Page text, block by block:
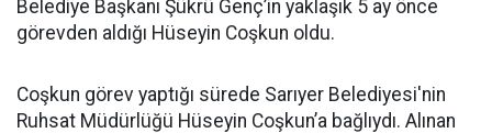
Belediye Başkanı Şükrü Genç’in yaklaşık 5 ay önce
görevden aldığı Hüseyin Coşkun oldu.
Coşkun görev yaptığı sürede Sarıyer Belediyesi'nin
Ruhsat Müdürlüğü Hüseyin Coşkun’a bağlıydı. Alınan